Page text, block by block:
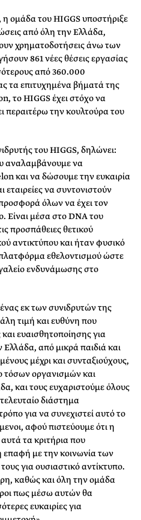
η ομάδα του HIGGS υποστήριξε
από όλη την Ελλάδα,
χρηματοδοτήσεις άνω των
861 νέες θέσεις εργασίας
από 360.000
τα επιτυχημένα βήματά της
το HIGGS έχει στόχο να
περαιτέρω την κουλτούρα του
του HIGGS, δηλώνει:
αναλαμβάνουμε να
και να δώσουμε την ευκαιρία
εταιρείες να συντονιστούν
όλων να έχει τον
Είναι μέσα στο DNA του
προσπάθειες θετικού
αντικτύπου και ήταν φυσικό
εθελοντισμού ώστε
ενδυνάμωσης στο
εκ των συνιδρυτών της
τιμή και ευθύνη που
ευαισθητοποίησης για
Ελλάδα, από μικρά παιδιά και
μέχρι και συνταξιούχους,
τόσων οργανισμών και
και τους ευχαριστούμε όλους
διάστημα
για να συνεχιστεί αυτό το
αφού πιστεύουμε ότι η
τα κριτήρια που
με την κοινωνία των
για ουσιαστικό αντίκτυπο.
καθώς και όλη την ομάδα
πως μέσω αυτών θα
ευκαιρίες για